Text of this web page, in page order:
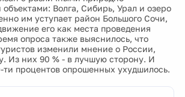
объектами: Волга, Сибирь, Урал и озеро
им уступает район Большого Сочи,
его как места проведения
опроса также выяснилось, что
изменили мнение о России,
Из них 90 % - в лучшую сторону. И
ти процентов опрошенных ухудшилось.